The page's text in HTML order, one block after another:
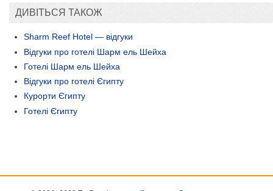
ДИВІТЬСЯ ТАКОЖ
Sharm Reef Hotel — відгуки
Відгуки про готелі Шарм ель Шейха
Готелі Шарм ель Шейха
Відгуки про готелі Єгипту
Курорти Єгипту
Готелі Єгипту